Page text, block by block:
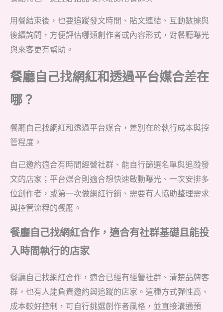
用餐結束後，也要追蹤發文時間、貼文連結、互動數據與
後續詢問，方便評估哪類創作者或內容形式，對餐廳曝光
與來客更有幫助。
餐廳自己找網紅和透過平台媒合差在
哪？
餐廳自己找網紅和透過平台媒合，差別在於執行成本與控
管程度。
自己邀約適合有時間經營社群、能自行篩選名單與追蹤發
文的店家；平台媒合則適合想快速啟動曝光、一次安排多
位創作者，或第一次做網紅行銷、需要有人協助整理需求
與控管流程的餐廳。
餐廳自己找網紅合作，適合有社群基礎且能投
入時間執行的店家
餐廳自己找網紅合作，適合已經有經營社群、清楚品牌客
群，也有人能負責邀約與追蹤的店家。這種方式彈性高、
成本較好控制，可自行挑選創作者風格，並直接溝通預